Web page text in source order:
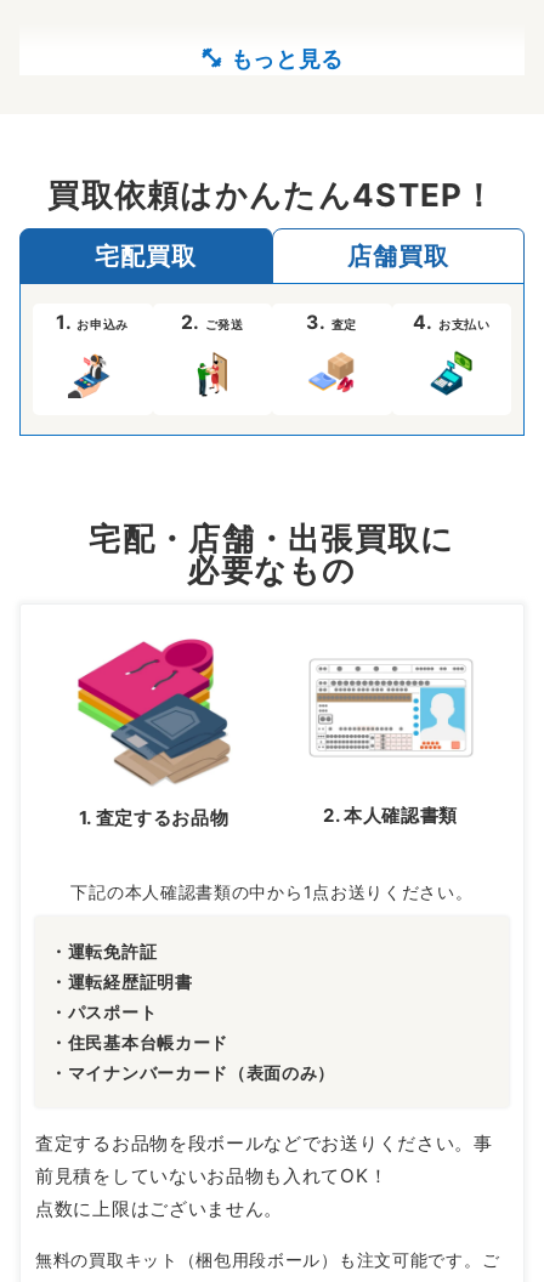
買取依頼はかんたん4STEP！
宅配買取 店舗買取
1.お申込み 2. ご発送 3. 査定 4. お支払い
宅配・店舗・出張買取に
必要なもの
1. 査定するお品物 2. 本人確認書類
下記の本人確認書類の中から1点お送りください。
・運転免許証
・運転経歴証明書
・パスポート
・住民基本台帳カード
・マイナンバーカード（表面のみ）
査定するお品物を段ボールなどでお送りください。事
前見積をしていないお品物も入れてOK！
点数に上限はございません。
無料の買取キット（梱包用段ボール）も注文可能です。ご